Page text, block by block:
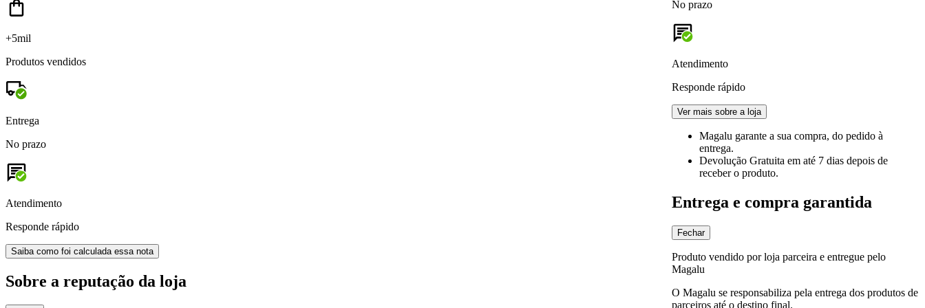
+5mil
Produtos vendidos
Entrega
No prazo
Atendimento
Responde rápido
Saiba como foi calculada essa nota
Sobre a reputação da loja
No prazo
Atendimento
Responde rápido
Ver mais sobre a loja
Magalu garante a sua compra, do pedido à
entrega.
Devolução Gratuita em até 7 dias depois de
receber o produto.
Entrega e compra garantida
Fechar
Produto vendido por loja parceira e entregue pelo
Magalu
O Magalu se responsabiliza pela entrega dos produtos de
parceiros até o destino final.